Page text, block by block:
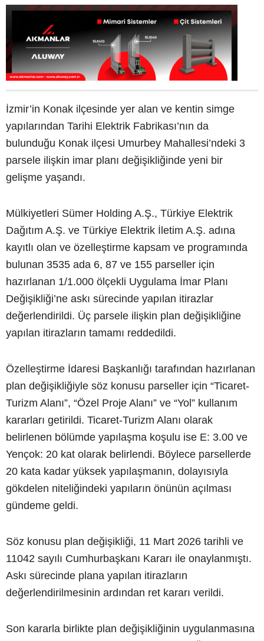
İzmir’in Konak ilçesinde yer alan ve kentin simge
yapılarından Tarihi Elektrik Fabrikası’nın da
bulunduğu Konak ilçesi Umurbey Mahallesi’ndeki 3
parsele ilişkin imar planı değişikliğinde yeni bir
gelişme yaşandı.
Mülkiyetleri Sümer Holding A.Ş., Türkiye Elektrik
Dağıtım A.Ş. ve Türkiye Elektrik İletim A.Ş. adına
kayıtlı olan ve özelleştirme kapsam ve programında
bulunan 3535 ada 6, 87 ve 155 parseller için
hazırlanan 1/1.000 ölçekli Uygulama İmar Planı
Değişikliği’ne askı sürecinde yapılan itirazlar
değerlendirildi. Üç parsele ilişkin plan değişikliğine
yapılan itirazların tamamı reddedildi.
Özelleştirme İdaresi Başkanlığı tarafından hazırlanan
plan değişikliğiyle söz konusu parseller için “Ticaret-
Turizm Alanı”, “Özel Proje Alanı” ve “Yol” kullanım
kararları getirildi. Ticaret-Turizm Alanı olarak
belirlenen bölümde yapılaşma koşulu ise E: 3.00 ve
Yençok: 20 kat olarak belirlendi. Böylece parsellerde
20 kata kadar yüksek yapılaşmanın, dolayısıyla
gökdelen niteliğindeki yapıların önünün açılması
gündeme geldi.
Söz konusu plan değişikliği, 11 Mart 2026 tarihli ve
11042 sayılı Cumhurbaşkanı Kararı ile onaylanmıştı.
Askı sürecinde plana yapılan itirazların
değerlendirilmesinin ardından ret kararı verildi.
Son kararla birlikte plan değişikliğinin uygulanmasına